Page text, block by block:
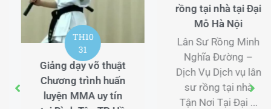
rồng tại nhà tại Đại
Mỗ Hà Nội
Lân Sư Rồng Minh
Nghĩa Đường –
Dịch Vụ Dịch vụ lân
sư rồng tại nhà
Tận Nơi Tại Đại ...
TH12
03
Địa chỉ Lân Sư
Rồng tại Nam Định
Địa chỉ Lân Sư